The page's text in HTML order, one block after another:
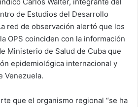
de Estudios del Desarrollo
red de observación alertó que los
OPS coinciden con la información
Ministerio de Salud de Cuba que
epidemiológica internacional y
Venezuela.
que el organismo regional “se ha